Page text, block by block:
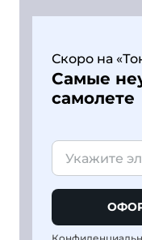
Скоро на
Самые
самолете